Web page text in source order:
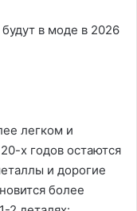
легком и
х годов остаются
и дорогие
более